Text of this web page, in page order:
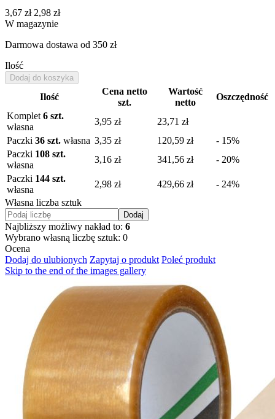
3,67 zł 2,98 zł
W magazynie
Darmowa dostawa od 350 zł
Ilość
Dodaj do koszyka
Ilość
Cena netto
szt.
Wartość
netto
Oszczędność
Komplet 6 szt.
własna
3,95 zł
23,71 zł
Paczki 36 szt. własna 3,35 zł 120,59 zł
- 15%
Paczki 108 szt.
własna
3,16 zł 341,56 zł
- 20%
Paczki 144 szt.
własna
2,98 zł 429,66 zł
- 24%
Własna liczba sztuk
Dodaj
Najbliższy możliwy nakład to: 6
Wybrano własną liczbę sztuk: 0
Ocena
Dodaj do ulubionych Zapytaj o produkt Poleć produkt
Skip to the end of the images gallery